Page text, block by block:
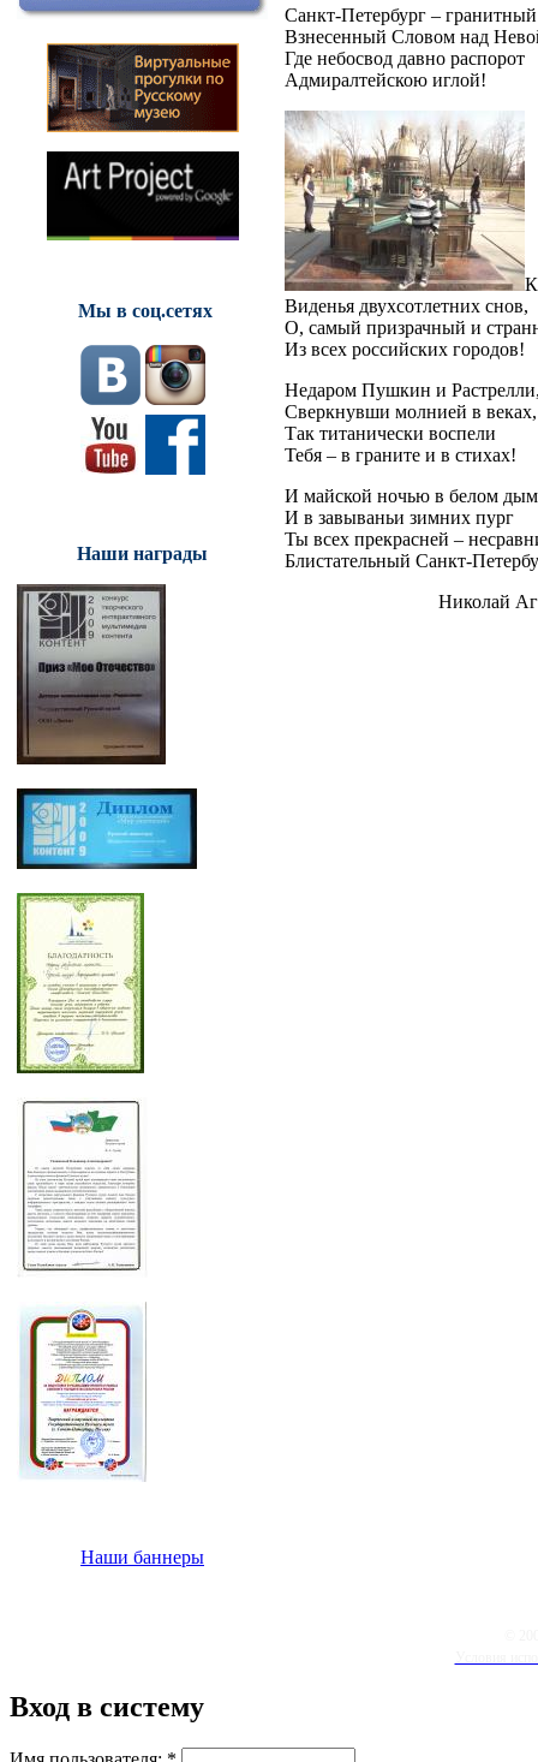
Мы в соц.сетях
Наши награды
Наши баннеры
Санкт-Петербург –
Взнесенный Словом над
Где небосвод давно распорот
Адмиралтейскою иглой!
Виденья двухсотлетних снов,
О, самый призрачный и
Из всех российских городов!
Недаром Пушкин и
Сверкнувши молнией в веках,
Так титанически воспели
Тебя – в граните и в стихах!
И майской ночью в белом
И в завываньи зимних пург
Ты всех прекрасней –
Блистательный Санкт-
Николай
Вход в систему